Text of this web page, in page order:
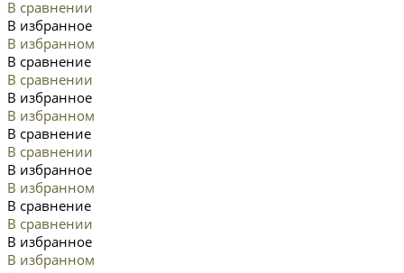
В сравнении
В избранное
В избранном
В сравнение
В сравнении
В избранное
В избранном
В сравнение
В сравнении
В избранное
В избранном
В сравнение
В сравнении
В избранное
В избранном